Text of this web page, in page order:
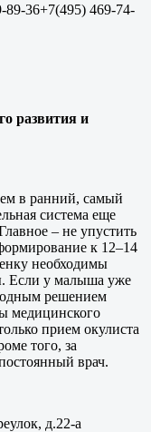
89-36+7(495) 469-74-
развития и
в ранний, самый
система еще
– не упустить
к 12–14
необходимы
Если у малыша уже
решением
медицинского
прием окулиста
того, за
врач.
д.22-а